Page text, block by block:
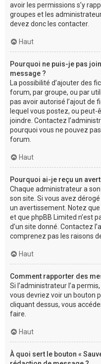
avoir les permissions s’y
groupes et les
devez donc les contacter.
Haut
Pourquoi ne puis-je pas
message ?
La possibilité d’ajouter des
forum, par groupe, ou par
pas avoir autorisé l’ajout de
lequel vous postez, ou
joindre. Contactez
pourquoi vous ne pouvez
forum.
Haut
Pourquoi ai-je reçu un
Chaque administrateur a
son site. Si vous avez
un avertissement. Notez que
et que phpBB Limited n’est
d’un site donné. Contactez
comprenez pas les raisons
Haut
Comment rapporter des
Si l’administrateur l’a
vous devriez voir un bouton
cliquant dessus, vous
faire.
Haut
À quoi sert le bouton «